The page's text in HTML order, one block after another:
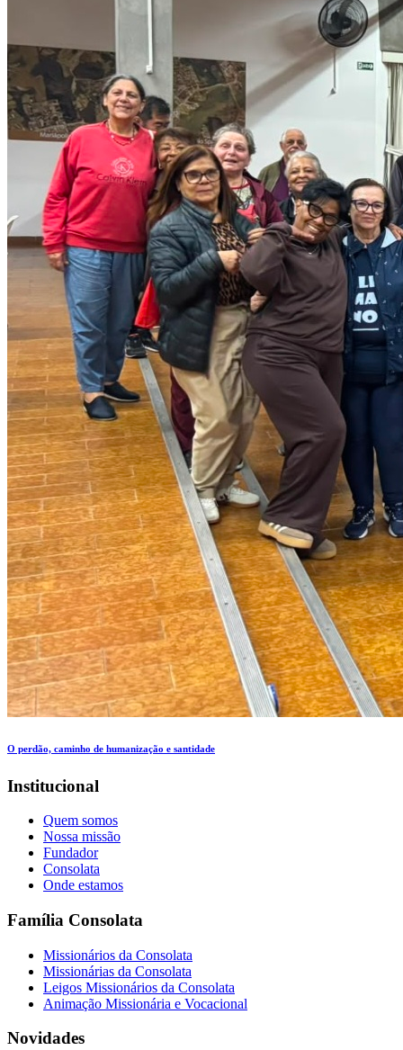
O perdão, caminho de humanização e santidade
Institucional
Quem somos
Nossa missão
Fundador
Consolata
Onde estamos
Família Consolata
Missionários da Consolata
Missionárias da Consolata
Leigos Missionários da Consolata
Animação Missionária e Vocacional
Novidades